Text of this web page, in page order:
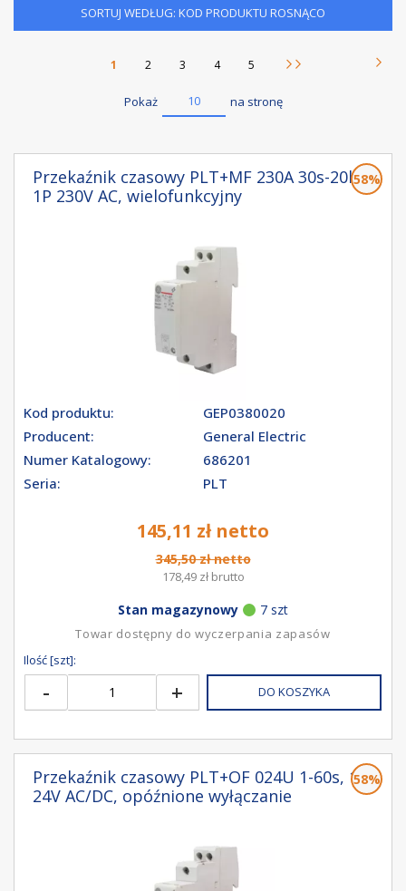
SORTUJ WEDŁUG: KOD PRODUKTU ROSNĄCO
Aktualnie czytasz stronę
1 Strona
2 Strona
3 Strona
4 Strona
5 Strona
15
Pokaż 10 na stronę
Przekaźnik czasowy PLT+MF 230A 30s-20h,
1P 230V AC, wielofunkcyjny
58%
Kod produktu:
GEP0380020
Producent:
General Electric
Numer Katalogowy:
686201
Seria:
PLT
145,11 zł netto
345,50 zł netto
178,49 zł brutto
Stan magazynowy 7 szt
Towar dostępny do wyczerpania zapasów
Ilość [szt]:
- + DO KOSZYKA
Przekaźnik czasowy PLT+OF 024U 1-60s, 1P
24V AC/DC, opóźnione wyłączanie
58%